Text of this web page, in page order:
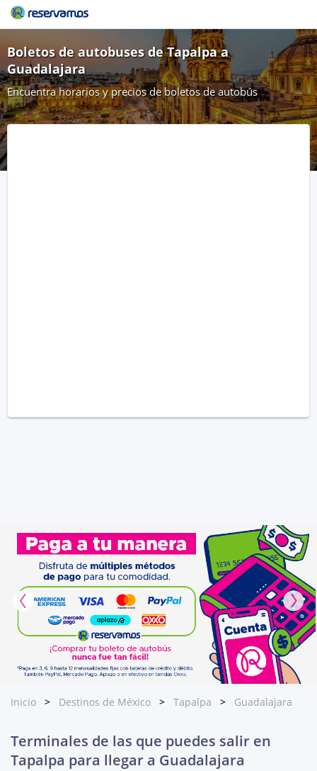
Boletos de autobuses de Tapalpa a
Guadalajara
Encuentra horarios y precios de boletos de autobús
Inicio Destinos de México Tapalpa Guadalajara
Terminales de las que puedes salir en
Tapalpa para llegar a Guadalajara